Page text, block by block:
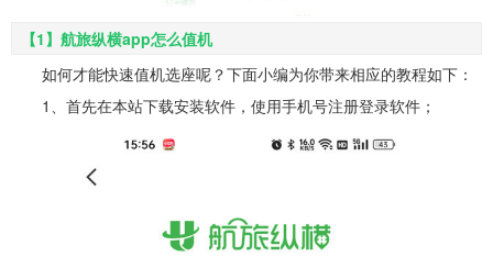
【1】航旅纵横app怎么值机
如何才能快速值机选座呢？下面小编为你带来相应的教程如下：
1、首先在本站下载安装软件，使用手机号注册登录软件；